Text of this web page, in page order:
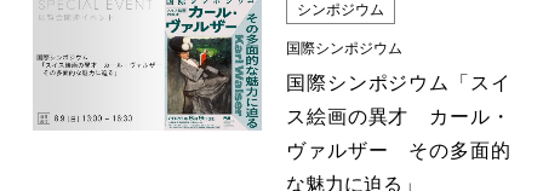
シンポジウム
国際シンポジウム
国際シンポジウム「スイ
ス絵画の異才 カール・
ヴァルザー その多面的
な魅力に迫る」